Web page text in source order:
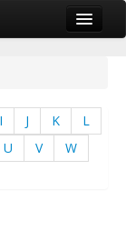
I J K
L
U V
W